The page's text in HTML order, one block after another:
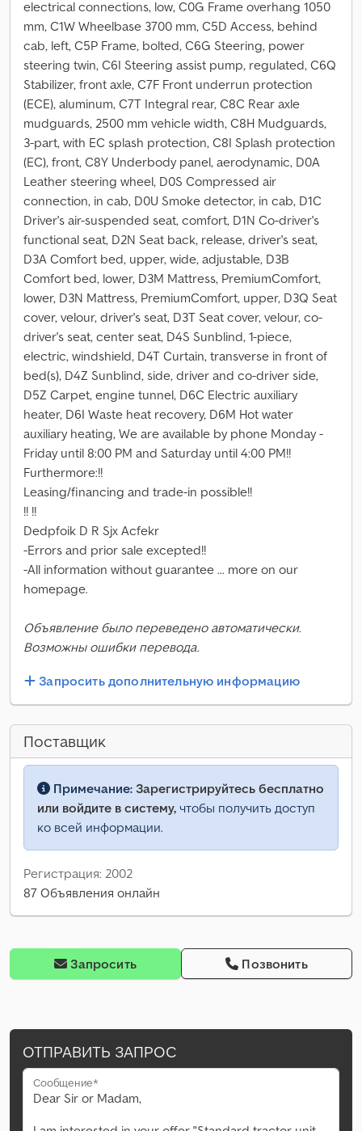
electrical connections, low, C0G Frame overhang 1050
mm, C1W Wheelbase 3700 mm, C5D Access, behind
cab, left, C5P Frame, bolted, C6G Steering, power
steering twin, C6I Steering assist pump, regulated, C6Q
Stabilizer, front axle, C7F Front underrun protection
(ECE), aluminum, C7T Integral rear, C8C Rear axle
mudguards, 2500 mm vehicle width, C8H Mudguards,
3-part, with EC splash protection, C8I Splash protection
(EC), front, C8Y Underbody panel, aerodynamic, D0A
Leather steering wheel, D0S Compressed air
connection, in cab, D0U Smoke detector, in cab, D1C
Driver's air-suspended seat, comfort, D1N Co-driver's
functional seat, D2N Seat back, release, driver's seat,
D3A Comfort bed, upper, wide, adjustable, D3B
Comfort bed, lower, D3M Mattress, PremiumComfort,
lower, D3N Mattress, PremiumComfort, upper, D3Q Seat
cover, velour, driver's seat, D3T Seat cover, velour, co-
driver's seat, center seat, D4S Sunblind, 1-piece,
electric, windshield, D4T Curtain, transverse in front of
bed(s), D4Z Sunblind, side, driver and co-driver side,
D5Z Carpet, engine tunnel, D6C Electric auxiliary
heater, D6I Waste heat recovery, D6M Hot water
auxiliary heating, We are available by phone Monday -
Friday until 8:00 PM and Saturday until 4:00 PM!!
Furthermore:!!
Leasing/financing and trade-in possible!!
!! !!
Dedpfoik D R Sjx Acfekr
-Errors and prior sale excepted!!
-All information without guarantee ... more on our
homepage.
Объявление было переведено автоматически.
Возможны ошибки перевода.
Запросить дополнительную информацию
Поставщик
Примечание: Зарегистрируйтесь бесплатно
или войдите в систему, чтобы получить доступ
ко всей информации.
Регистрация: 2002
87 Объявления онлайн
Запросить Позвонить
ОТПРАВИТЬ ЗАПРОС
Сообщение*